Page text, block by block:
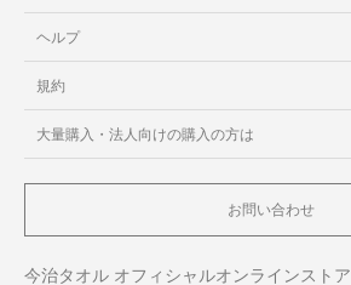
ヘルプ
規約
大量購入・法人向けの購入の方は
お問い合わせ
今治タオル オフィシャルオンラインストア